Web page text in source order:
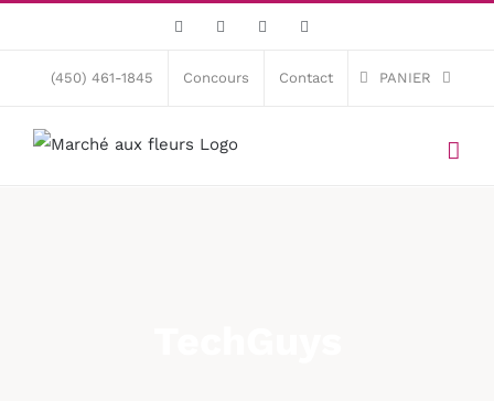
content
Facebook Instagram
(450) 461-1845 Concours Contact PANIER